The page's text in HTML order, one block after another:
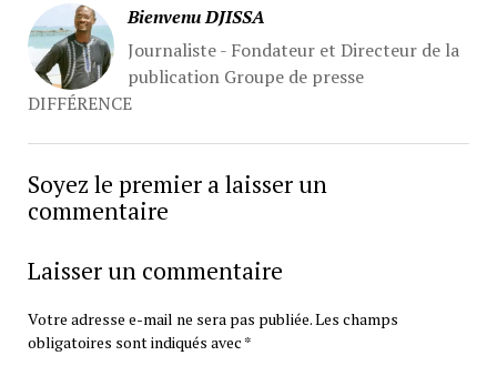
Bienvenu DJISSA
Journaliste - Fondateur et Directeur de la
publication Groupe de presse
DIFFÉRENCE
Soyez le premier a laisser un
commentaire
Laisser un commentaire
Votre adresse e-mail ne sera pas publiée.Les champs
obligatoires sont indiqués avec *